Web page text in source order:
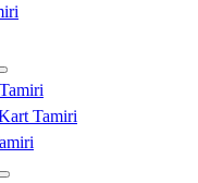
Tamiri